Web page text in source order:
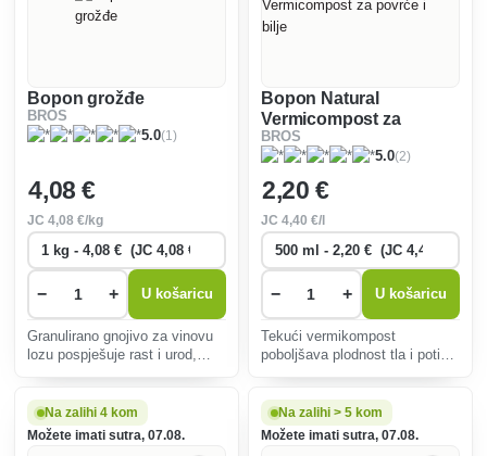
Bopon grožđe
BROS
5.0(1)
4,08 €
JC4,08 €/kg
− + U košaricu
Granulirano gnojivo za vinovu
lozu pospješuje rast i urod,
plodove s visokim sadržajem
šećera. Jednostavan za
Bopon Natural
Vermicompost za
povrće i bilje
BROS
5.0(2)
2,20 €
JC 4,40 €/l
− + U košaricu
Tekući vermikompost
poboljšava plodnost tla i potiče
uzgajivače, bez kemijskih
dodataka, lako se nanosi na tlo
Na zalihi 4 kom
Možete imati sutra, 07.08.
Na zalihi > 5 kom
Možete imati sutra, 07.08.